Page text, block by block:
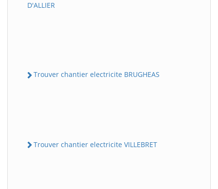
D'ALLIER
Trouver chantier electricite BRUGHEAS
Trouver chantier electricite VILLEBRET